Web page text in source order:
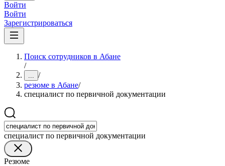
Войти
Войти
Зарегистрироваться
Поиск сотрудников в Абане
/
... /
резюме в Абане/
специалист по первичной документации
специалист по первичной документации
Резюме